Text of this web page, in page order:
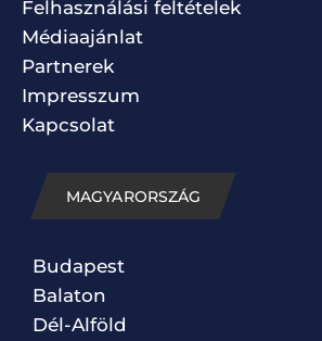
Felhasználási feltételek
Médiaajánlat
Partnerek
Impresszum
Kapcsolat
MAGYARORSZÁG
Budapest
Balaton
Dél-Alföld